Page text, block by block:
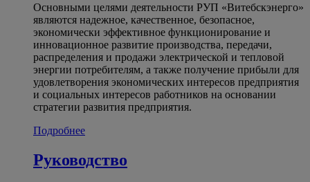
Основными целями деятельности РУП «Витебскэнерго»
являются надежное, качественное, безопасное,
экономически эффективное функционирование и
инновационное развитие производства, передачи,
распределения и продажи электрической и тепловой
энергии потребителям, а также получение прибыли для
удовлетворения экономических интересов предприятия
и социальных интересов работников на основании
стратегии развития предприятия.
Подробнее
Руководство